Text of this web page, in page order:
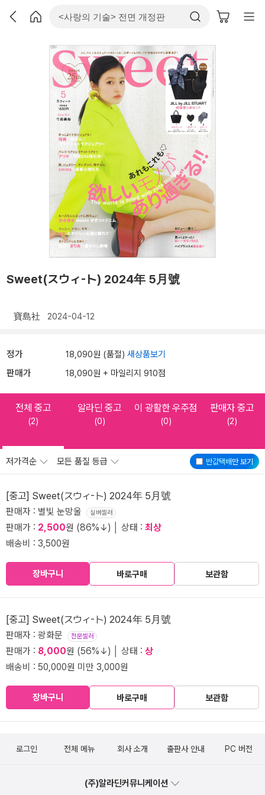
Sweet(スウィ-ト) 2024年 5月號
寶島社 2024-04-12
정가 18,090원 (품절) 새상품보기
판매가 18,090원 + 마일리지 910점
전체 중고
(2)
알라딘 중고
(0)
이 광활한 우주점
(0)
판매자 중고
(2)
반값택배만 보기
저가격순 모든 품질 등급
[중고] Sweet(スウィ-ト) 2024年 5月號
판매자 : 별빛 눈망울 실버셀러
판매가 : 2,500원 (86%↓) │ 상태 : 최상
배송비 : 3,500원
장바구니 바로구매 보관함
[중고] Sweet(スウィ-ト) 2024年 5月號
판매자 : 광화문 전문셀러
판매가 : 8,000원 (56%↓) │ 상태 : 상
배송비 : 50,000원 미만 3,000원
장바구니 바로구매 보관함
로그인 전체 메뉴 회사 소개 출판사 안내 PC 버전
(주)알라딘커뮤니케이션